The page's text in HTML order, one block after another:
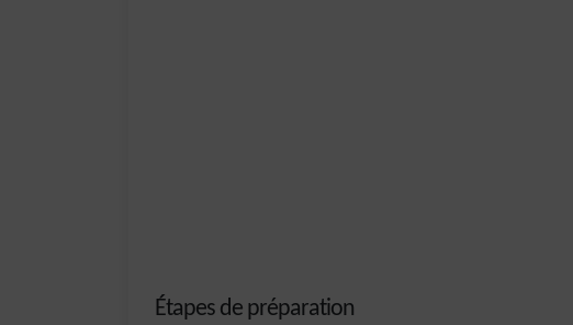
Étapes de préparation